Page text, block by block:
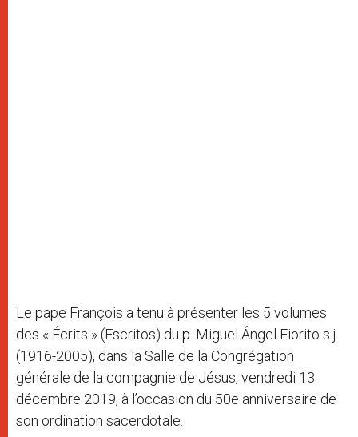
Le pape François a tenu à présenter les 5 volumes
des « Écrits » (Escritos) du p. Miguel Ángel Fiorito s.j.
(1916-2005), dans la Salle de la Congrégation
générale de la compagnie de Jésus, vendredi 13
décembre 2019, à l’occasion du 50e anniversaire de
son ordination sacerdotale.